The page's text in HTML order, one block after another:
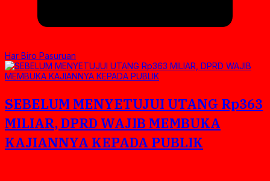
Har Biro Pasuruan
SEBELUM MENYETUJUI UTANG Rp363
MILIAR, DPRD WAJIB MEMBUKA
KAJIANNYA KEPADA PUBLIK